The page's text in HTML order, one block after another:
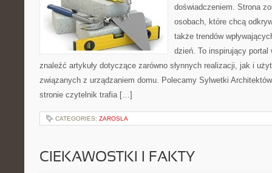
doświadczeniem. Strona
osobach, które chcą
także trendów
dzień. To inspirujący
znaleźć artykuły dotyczące zarówno słynnych realizacji, jak i
związanych z urządzaniem domu. Polecamy Sylwetki
stronie czytelnik trafia […]
CATEGORIES: ZAROSLA
CIEKAWOSTKI I FAKTY